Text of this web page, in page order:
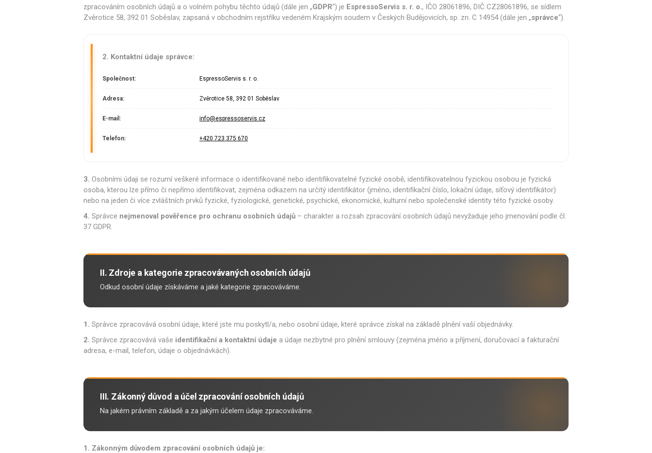
Ventily a spínače Sady pro údržbu Ostatní náhradní díly
Profesionální pákové
kávovary
zpracováním osobních údajů a o volném pohybu těchto údajů (dále jen „GDPR“) je EspressoServis s. r. o., IČO 28061896, DIČ CZ28061896, se sídlem
Zvěrotice 58, 392 01 Soběslav, zapsaná v obchodním rejstříku vedeném Krajským soudem v Českých Budějovicích, sp. zn. C 14954 (dále jen „správce“).
2. Kontaktní údaje správce:
Společnost: EspressoServis s. r. o.
Adresa: Zvěrotice 58, 392 01 Soběslav
E-mail: info@espressoservis.cz
Telefon: +420 723 375 670
3. Osobními údaji se rozumí veškeré informace o identifikované nebo identifikovatelné fyzické osobě; identifikovatelnou fyzickou osobou je fyzická
osoba, kterou lze přímo či nepřímo identifikovat, zejména odkazem na určitý identifikátor (jméno, identifikační číslo, lokační údaje, síťový identifikátor)
nebo na jeden či více zvláštních prvků fyzické, fyziologické, genetické, psychické, ekonomické, kulturní nebo společenské identity této fyzické osoby.
4. Správce nejmenoval pověřence pro ochranu osobních údajů – charakter a rozsah zpracování osobních údajů nevyžaduje jeho jmenování podle čl.
37 GDPR.
II. Zdroje a kategorie zpracovávaných osobních údajů
Odkud osobní údaje získáváme a jaké kategorie zpracováváme.
1. Správce zpracovává osobní údaje, které jste mu poskytl/a, nebo osobní údaje, které správce získal na základě plnění vaší objednávky.
2. Správce zpracovává vaše identifikační a kontaktní údaje a údaje nezbytné pro plnění smlouvy (zejména jméno a příjmení, doručovací a fakturační
adresa, e-mail, telefon, údaje o objednávkách).
III. Zákonný důvod a účel zpracování osobních údajů
Na jakém právním základě a za jakým účelem údaje zpracováváme.
1. Zákonným důvodem zpracování osobních údajů je: